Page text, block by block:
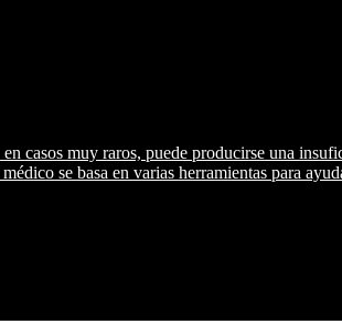
casos muy raros, puede producirse una
se basa en varias herramientas para